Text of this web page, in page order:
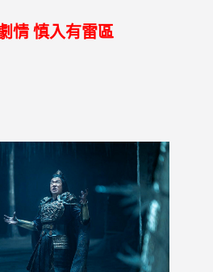
情 慎入有雷區